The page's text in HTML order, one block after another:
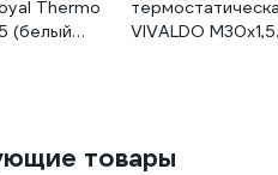
Thermo
(белый
VIVALDO M30x1,5
товары